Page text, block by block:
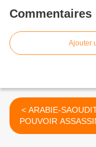
Commentaires
Ajouter
< ARABIE-SAOUDITE. LE
POUVOIR
JOURNALISTE.